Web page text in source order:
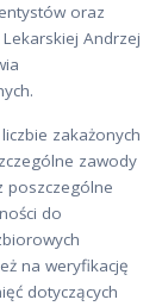
oraz
Andrzej
zakażonych
zawody
poszczególne
do
na weryfikację
dotyczących